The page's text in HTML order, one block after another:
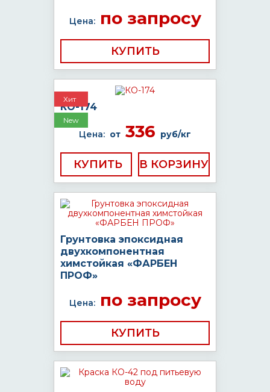
Цена:по запросу
КУПИТЬ
Хит
New
КО-174
Цена: от 336 руб/кг
КУПИТЬ
Грунтовка эпоксидная
двухкомпонентная
химстойкая «ФАРБЕН
ПРОФ»
Цена:по запросу
КУПИТЬ